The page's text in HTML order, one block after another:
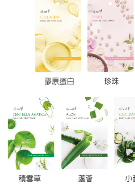
每筆NT$120，滿NT$1,999(含以上)免運費